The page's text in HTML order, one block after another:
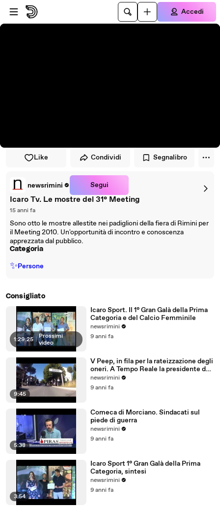
Vai al lettore
Passa al contenuto principale
Accedi
Like Condividi Segnalibro
newsrimini Segui
Icaro Tv. Le mostre del 31° Meeting
15 anni fa
Sono otto le mostre allestite nei padiglioni della fiera di Rimini per
il Meeting 2010. Un'opportunità di incontro e conoscenza
apprezzata dal pubblico.
Categoria
✨Persone
Consigliato
1:29:25 | Prossimi
video
Icaro Sport. Il 1° Gran Galà della Prima
Categoria e del Calcio Femminile
newsrimini
9 anni fa
9:45
V Peep, in fila per la rateizzazione degli
oneri. A Tempo Reale la presidente del
Comitato
newsrimini
9 anni fa
5:38
Comeca di Morciano. Sindacati sul
piede di guerra
newsrimini
9 anni fa
3:54
Icaro Sport 1° Gran Galà della Prima
Categoria, sintesi
newsrimini
9 anni fa